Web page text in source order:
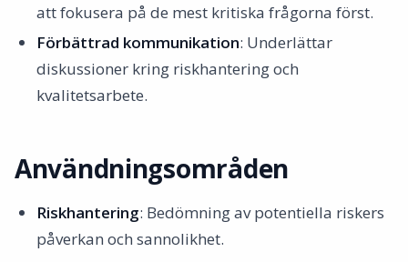
att fokusera på de mest kritiska frågorna först.
Förbättrad kommunikation: Underlättar
diskussioner kring riskhantering och
kvalitetsarbete.
Användningsområden
Riskhantering: Bedömning av potentiella riskers
påverkan och sannolikhet.